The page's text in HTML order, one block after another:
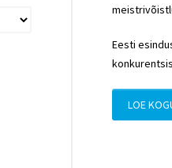
Eesti
LOE